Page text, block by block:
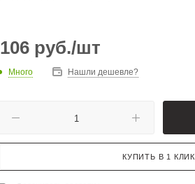
106 руб./шт
Много Нашли дешевле?
КУПИТЬ В 1 КЛИК